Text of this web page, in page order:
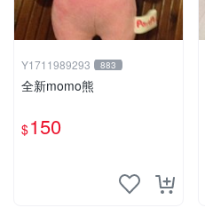
Y1711989293 883
全新momo熊
$150